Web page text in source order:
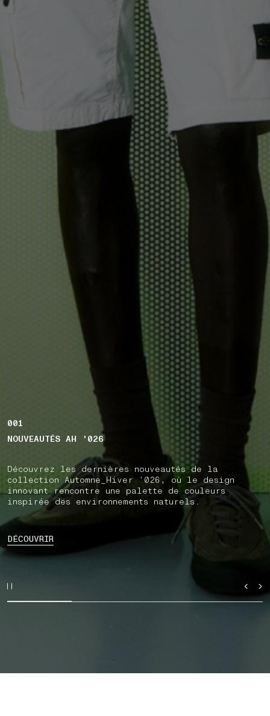
001
NOUVEAUTÉS AH '026
Découvrez les dernières nouveautés de la
collection Automne_Hiver ’026, où le design
innovant rencontre une palette de couleurs
inspirée des environnements naturels.
DÉCOUVRIR